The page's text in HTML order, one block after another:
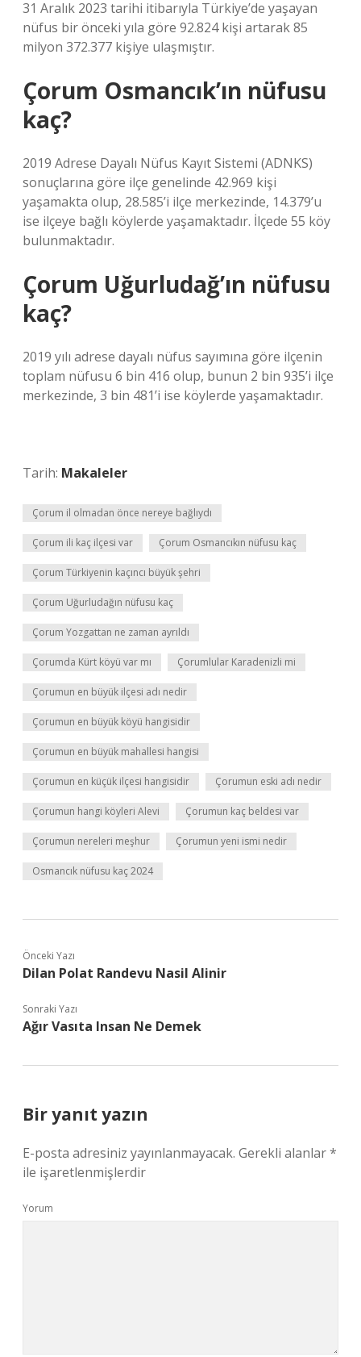
31 Aralık 2023 tarihi itibarıyla Türkiye’de yaşayan
nüfus bir önceki yıla göre 92.824 kişi artarak 85
milyon 372.377 kişiye ulaşmıştır.
Çorum Osmancık’ın nüfusu
kaç?
2019 Adrese Dayalı Nüfus Kayıt Sistemi (ADNKS)
sonuçlarına göre ilçe genelinde 42.969 kişi
yaşamakta olup, 28.585’i ilçe merkezinde, 14.379’u
ise ilçeye bağlı köylerde yaşamaktadır. İlçede 55 köy
bulunmaktadır.
Çorum Uğurludağ’ın nüfusu
kaç?
2019 yılı adrese dayalı nüfus sayımına göre ilçenin
toplam nüfusu 6 bin 416 olup, bunun 2 bin 935’i ilçe
merkezinde, 3 bin 481’i ise köylerde yaşamaktadır.
Tarih: Makaleler
Çorum il olmadan önce nereye bağlıydı
Çorum ili kaç ilçesi var Çorum Osmancıkın nüfusu kaç
Çorum Türkiyenin kaçıncı büyük şehri
Çorum Uğurludağın nüfusu kaç
Çorum Yozgattan ne zaman ayrıldı
Çorumda Kürt köyü var mı Çorumlular Karadenizli mi
Çorumun en büyük ilçesi adı nedir
Çorumun en büyük köyü hangisidir
Çorumun en büyük mahallesi hangisi
Çorumun en küçük ilçesi hangisidir Çorumun eski adı nedir
Çorumun hangi köyleri Alevi Çorumun kaç beldesi var
Çorumun nereleri meşhur Çorumun yeni ismi nedir
Osmancık nüfusu kaç 2024
Önceki Yazı
Dilan Polat Randevu Nasil Alinir
Sonraki Yazı
Ağır Vasıta Insan Ne Demek
Bir yanıt yazın
E-posta adresiniz yayınlanmayacak. Gerekli alanlar*
ile işaretlenmişlerdir
Yorum